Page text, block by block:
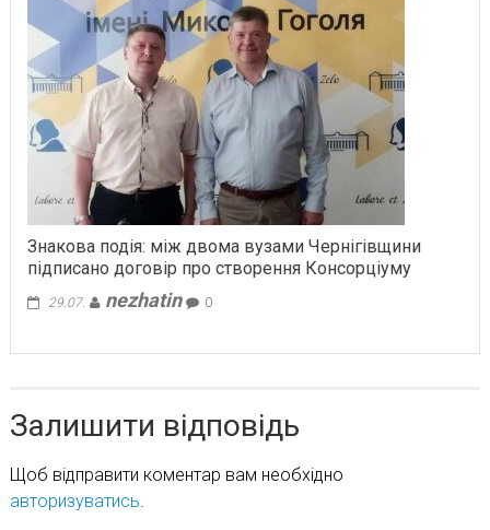
Знакова подія: між двома вузами Чернігівщини
підписано договір про створення Консорціуму
29.07. nezhatin 0
Залишити відповідь
Щоб відправити коментар вам необхідно
авторизуватись.